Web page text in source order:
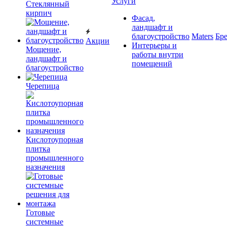
Cтеклянный
кирпич
Мощение,
ландшафт и
благоустройство
Черепица
Кислотоупорная
плитка
промышленного
назначения
Готовые
системные
Акции
Фасад,
ландшафт и
благоустройство
Интерьеры и
работы внутри
помещений
Maters